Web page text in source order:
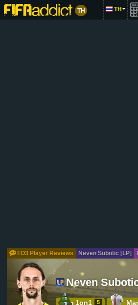
TH TH
FO3 Player Reviews Neven Subotic [LP]
Neven
1on1 5